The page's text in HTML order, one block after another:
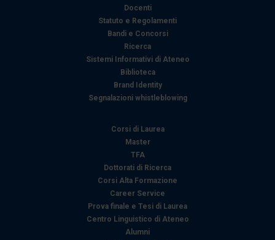
Docenti
Statuto e Regolamenti
Bandi e Concorsi
Ricerca
Sistemi Informativi di Ateneo
Biblioteca
Brand Identity
Segnalazioni whistleblowing
Corsi di Laurea
Master
TFA
Dottorati di Ricerca
Corsi Alta Formazione
Career Service
Prova finale e Tesi di Laurea
Centro Linguistico di Ateneo
Alumni